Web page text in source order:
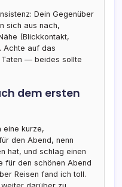
Dein Gegenüber
sich aus nach,
(Blickkontakt,
Achte auf das
Taten — beides sollte
dem ersten
eine kurze,
den Abend, nenn
hat, und schlag einen
für den schönen Abend
Reisen fand ich toll.